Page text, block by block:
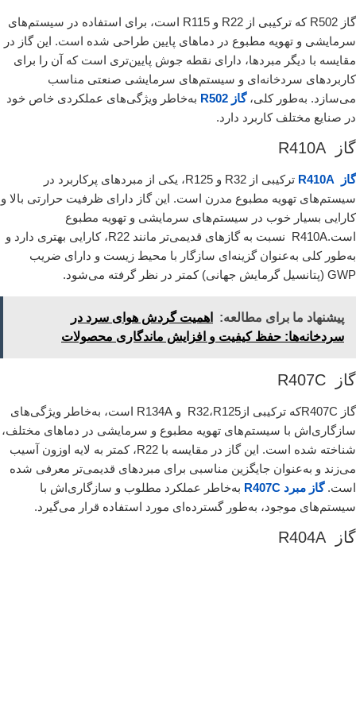
گاز R502 که ترکیبی از R22 و R115 است، برای استفاده در سیستم‌های
سرمایشی و تهویه مطبوع در دماهای پایین طراحی شده است. این گاز در
مقایسه با دیگر مبردها، دارای نقطه جوش پایین‌تری است که آن را برای
کاربردهای سردخانه‌ای و سیستم‌های سرمایشی صنعتی مناسب
می‌سازد. به‌طور کلی،گاز R502
به‌خاطر ویژگی‌های عملکردی خاص خود
در صنایع مختلف کاربرد دارد.
گاز R410A
گاز R410A
ترکیبی از R32 و R125، یکی از مبردهای پرکاربرد در
سیستم‌های تهویه مطبوع مدرن است. این گاز دارای ظرفیت حرارتی بالا و
کارایی بسیار خوب در سیستم‌های سرمایشی و تهویه مطبوع
است.R410A نسبت به گازهای قدیمی‌تر مانند R22، کارایی بهتری دارد و
به‌طور کلی به‌عنوان گزینه‌ای سازگار با محیط زیست و دارای ضریب
GWP (پتانسیل گرمایش جهانی) کمتر در نظر گرفته می‌شود.
پیشنهاد ما برای مطالعه:
اهمیت گردش هوای سرد در
سردخانه‌ها: حفظ کیفیت و افزایش ماندگاری محصولات
گاز R407C
گاز R407Cکه ترکیبی ازR32،R125 و R134A است، به‌خاطر ویژگی‌های
سازگاری‌اش با سیستم‌های تهویه مطبوع و سرمایشی در دماهای مختلف،
شناخته شده است. این گاز در مقایسه با R22، کمتر به لایه اوزون آسیب
می‌زند و به‌عنوان جایگزین مناسبی برای مبردهای قدیمی‌تر معرفی شده
است.گاز مبرد R407C
به‌خاطر عملکرد مطلوب و سازگاری‌اش با
سیستم‌های موجود، به‌طور گسترده‌ای مورد استفاده قرار می‌گیرد.
گاز R404A